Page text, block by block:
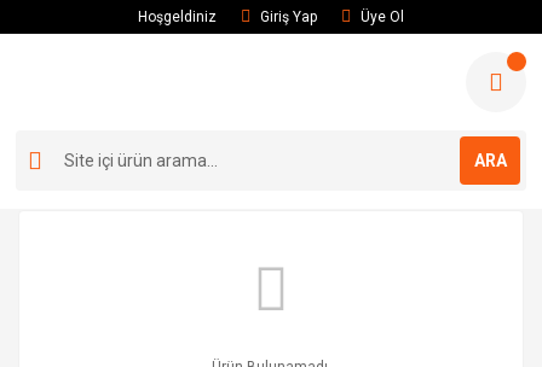
Hoşgeldiniz Giriş Yap Üye Ol
ARA